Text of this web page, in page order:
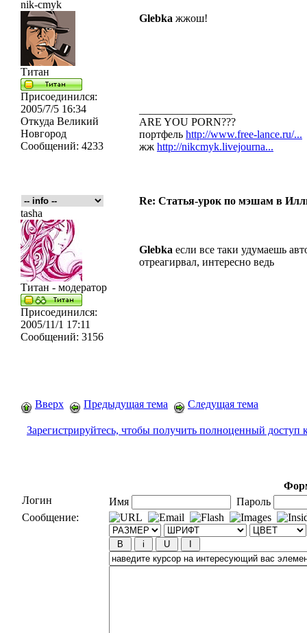
nik-cmyk
Титан
Присоединился:
2005/7/5 16:34
Откуда Великий
Новгород
Сообщений: 4233
Glebka жжош!
ARE YOU PORN???
портфель http://www.free-lance.ru/...
жж http://nikcmyk.livejourna...
Re: Статья-урок по мэшам в
tasha
Титан - модератор
Присоединился:
2005/11/1 17:11
Сообщений: 3156
Glebka если все таки удумаешь
отреагирвал, интересно ведь
Вверх Предыдущая тема Следущая тема
Зарегистрируйтесь, чтобы получить полноценный доступ
Логин
Имя
Пароль
Сообщение: